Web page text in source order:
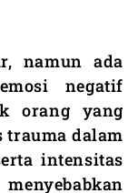
namun ada
negatif
orang yang
trauma dalam
intensitas